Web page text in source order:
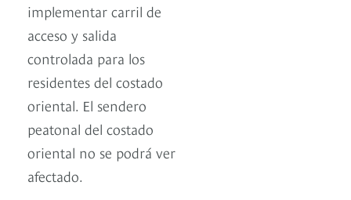
implementar carril de
acceso y salida
controlada para los
residentes del costado
oriental. El sendero
peatonal del costado
oriental no se podrá ver
afectado.